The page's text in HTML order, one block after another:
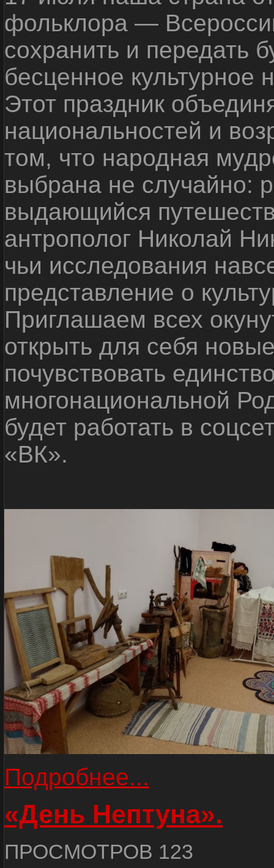
фольклора —
сохранить и передать
бесценное культурное
Этот праздник
национальностей и
том, что народная
выбрана не случайно:
выдающийся
антрополог Николай
чьи исследования
представление о
Приглашаем всех
открыть для себя
почувствовать
многонациональной
будет работать в
«ВК».
Подробнее...
«День Нептуна».
ПРОСМОТРОВ 123